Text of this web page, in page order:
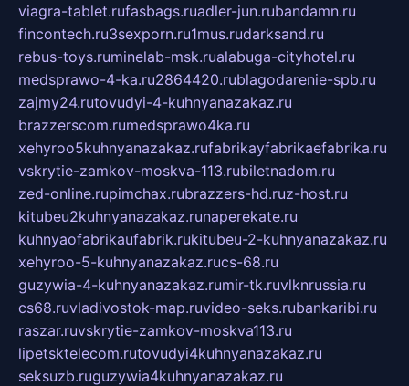
viagra-tablet.rufasbags.ruadler-jun.rubandamn.ru
fincontech.ru3sexporn.ru1mus.rudarksand.ru
rebus-toys.ruminelab-msk.rualabuga-cityhotel.ru
medsprawo-4-ka.ru2864420.rublagodarenie-spb.ru
zajmy24.rutovudyi-4-kuhnyanazakaz.ru
brazzerscom.rumedsprawo4ka.ru
xehyroo5kuhnyanazakaz.rufabrikayfabrikaefabrika.ru
vskrytie-zamkov-moskva-113.rubiletnadom.ru
zed-online.rupimchax.rubrazzers-hd.ruz-host.ru
kitubeu2kuhnyanazakaz.runaperekate.ru
kuhnyaofabrikaufabrik.rukitubeu-2-kuhnyanazakaz.ru
xehyroo-5-kuhnyanazakaz.rucs-68.ru
guzywia-4-kuhnyanazakaz.rumir-tk.ruvlknrussia.ru
cs68.ruvladivostok-map.ruvideo-seks.rubankaribi.ru
raszar.ruvskrytie-zamkov-moskva113.ru
lipetsktelecom.rutovudyi4kuhnyanazakaz.ru
seksuzb.ruguzywia4kuhnyanazakaz.ru